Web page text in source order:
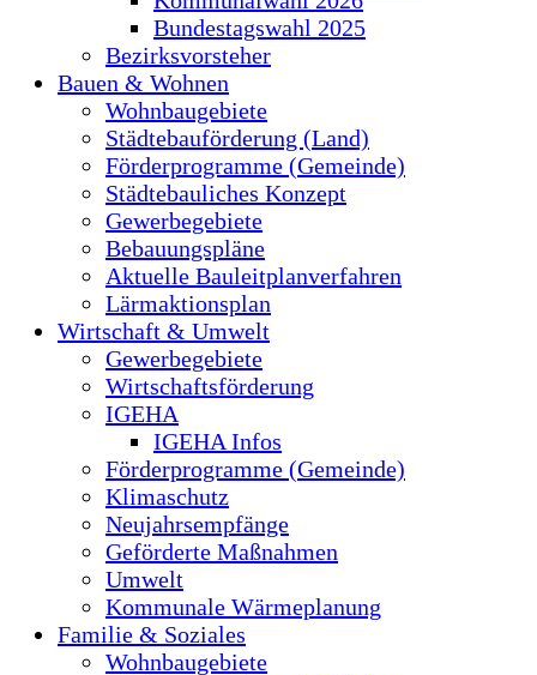
Bundestagswahl 2025
Bezirksvorsteher
Bauen & Wohnen
Wohnbaugebiete
Städtebauförderung (Land)
Förderprogramme (Gemeinde)
Städtebauliches Konzept
Gewerbegebiete
Bebauungspläne
Aktuelle Bauleitplanverfahren
Lärmaktionsplan
Wirtschaft & Umwelt
Gewerbegebiete
Wirtschaftsförderung
IGEHA
IGEHA Infos
Förderprogramme (Gemeinde)
Klimaschutz
Neujahrsempfänge
Geförderte Maßnahmen
Umwelt
Kommunale Wärmeplanung
Familie & Soziales
Wohnbaugebiete